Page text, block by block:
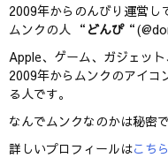
2009年からのんびり運営し
ムンクの人 “ どんぴ
Apple、ゲーム、ガジェッ
2009年からムンクのアイコ
る人です。
なんでムンクなのかは秘密で
詳しいプロフィールはこちら